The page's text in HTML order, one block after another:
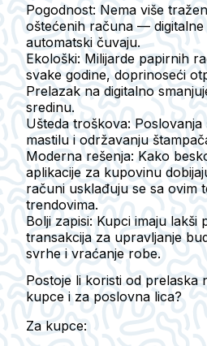
Pogodnost: Nema više
oštećenih računa — digitalne
automatski čuvaju.
Ekološki: Milijarde papirnih
svake godine, doprinoseći
Prelazak na digitalno
sredinu.
Ušteda troškova: Poslovanja
mastilu i održavanju
Moderna rešenja: Kako
aplikacije za kupovinu
računi usklađuju se sa ovim
trendovima.
Bolji zapisi: Kupci imaju lakši
transakcija za upravljanje
svrhe i vraćanje robe.
Postoje li koristi od prelaska
kupce i za poslovna lica?
Za kupce: